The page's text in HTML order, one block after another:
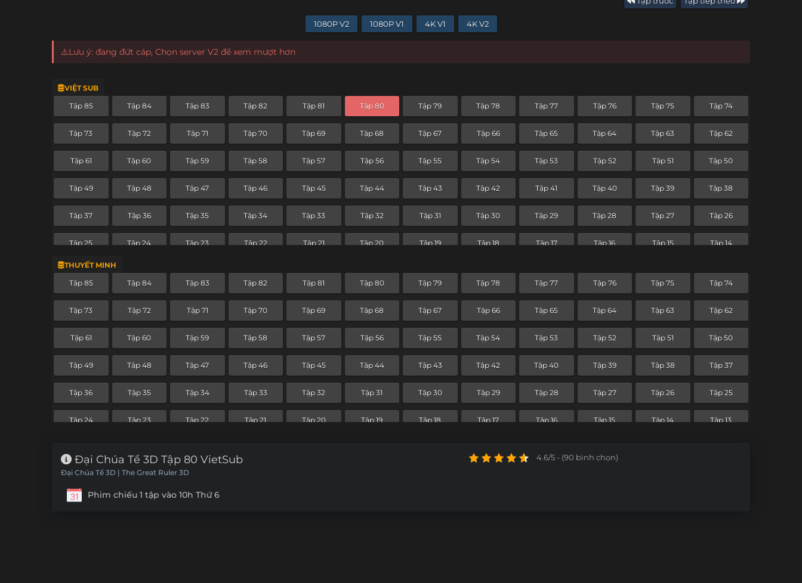
1080P V2 1080P V1 4K V1 4K V2
⚠️Lưu ý: đang đứt cáp, Chọn server V2 để xem mượt hơn
VIỆT SUB
Tập 85 Tập 84 Tập 83 Tập 82 Tập 81 Tập 80 Tập 79 Tập 78 Tập 77 Tập 76 Tập 75 Tập 74
Tập 73 Tập 72 Tập 71 Tập 70 Tập 69 Tập 68 Tập 67 Tập 66 Tập 65 Tập 64 Tập 63 Tập 62
Tập 61 Tập 60 Tập 59 Tập 58 Tập 57 Tập 56 Tập 55 Tập 54 Tập 53 Tập 52 Tập 51 Tập 50
Tập 49 Tập 48 Tập 47 Tập 46 Tập 45 Tập 44 Tập 43 Tập 42 Tập 41 Tập 40 Tập 39 Tập 38
Tập 37 Tập 36 Tập 35 Tập 34 Tập 33 Tập 32 Tập 31 Tập 30 Tập 29 Tập 28 Tập 27 Tập 26
Tập 25 Tập 24 Tập 23 Tập 22 Tập 21 Tập 20 Tập 19 Tập 18 Tập 17 Tập 16 Tập 15 Tập 14
Tập 13
THUYẾT MINH
Tập 85 Tập 84 Tập 83 Tập 82 Tập 81 Tập 80 Tập 79 Tập 78 Tập 77 Tập 76 Tập 75 Tập 74
Tập 73 Tập 72 Tập 71 Tập 70 Tập 69 Tập 68 Tập 67 Tập 66 Tập 65 Tập 64 Tập 63 Tập 62
Tập 61 Tập 60 Tập 59 Tập 58 Tập 57 Tập 56 Tập 55 Tập 54 Tập 53 Tập 52 Tập 51 Tập 50
Tập 49 Tập 48 Tập 47 Tập 46 Tập 45 Tập 44 Tập 43 Tập 42 Tập 40 Tập 39 Tập 38 Tập 37
Tập 36 Tập 35 Tập 34 Tập 33 Tập 32 Tập 31 Tập 30 Tập 29 Tập 28 Tập 27 Tập 26 Tập 25
Tập 24 Tập 23 Tập 22 Tập 21 Tập 20 Tập 19 Tập 18 Tập 17 Tập 16 Tập 15 Tập 14 Tập 13
Đại Chúa Tể 3D Tập 80 VietSub
Đại Chúa Tể 3D | The Great Ruler 3D
Phim chiếu 1 tập vào 10h Thứ 6
4.6/5 - (90 bình chọn)